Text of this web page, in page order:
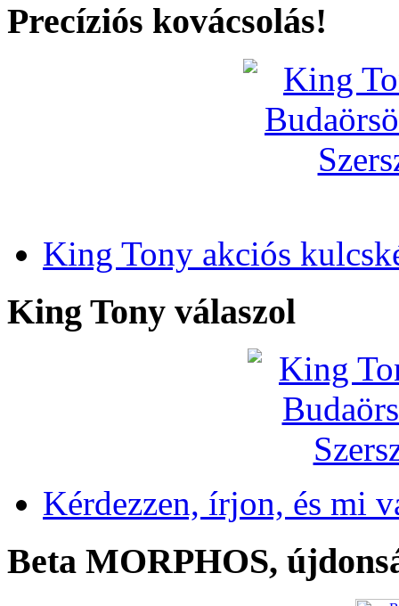
Precíziós kovácsolás!
King Tony akciós
King Tony válaszol
Kérdezzen, írjon, és mi
Beta MORPHOS,